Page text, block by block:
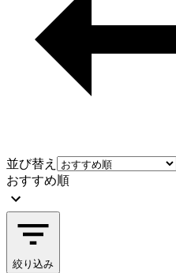
並び替え
おすすめ順
絞り込み